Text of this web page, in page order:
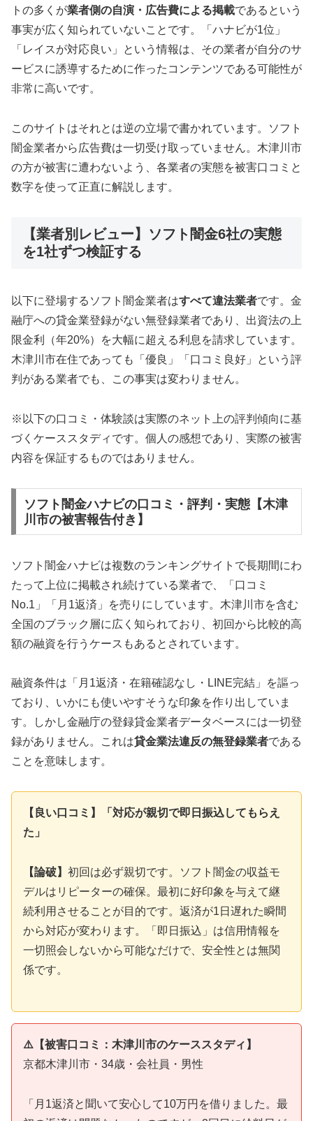
トの多くが業者側の自演・広告費による掲載であるという
事実が広く知られていないことです。「ハナビが1位」
「レイスが対応良い」という情報は、その業者が自分のサ
ービスに誘導するために作ったコンテンツである可能性が
非常に高いです。
このサイトはそれとは逆の立場で書かれています。ソフト
闇金業者から広告費は一切受け取っていません。木津川市
の方が被害に遭わないよう、各業者の実態を被害口コミと
数字を使って正直に解説します。
【業者別レビュー】ソフト闇金6社の実態
を1社ずつ検証する
以下に登場するソフト闇金業者はすべて違法業者です。金
融庁への貸金業登録がない無登録業者であり、出資法の上
限金利（年20%）を大幅に超える利息を請求しています。
木津川市在住であっても「優良」「口コミ良好」という評
判がある業者でも、この事実は変わりません。
※以下の口コミ・体験談は実際のネット上の評判傾向に基
づくケーススタディです。個人の感想であり、実際の被害
内容を保証するものではありません。
ソフト闇金ハナビの口コミ・評判・実態【木津
川市の被害報告付き】
ソフト闇金ハナビは複数のランキングサイトで長期間にわ
たって上位に掲載され続けている業者で、「口コミ
No.1」「月1返済」を売りにしています。木津川市を含む
全国のブラック層に広く知られており、初回から比較的高
額の融資を行うケースもあるとされています。
融資条件は「月1返済・在籍確認なし・LINE完結」を謳っ
ており、いかにも使いやすそうな印象を作り出していま
す。しかし金融庁の登録貸金業者データベースには一切登
録がありません。これは貸金業法違反の無登録業者である
ことを意味します。
【良い口コミ】「対応が親切で即日振込してもらえ
た」
【論破】 初回は必ず親切です。ソフト闇金の収益モ
デルはリピーターの確保。最初に好印象を与えて継
続利用させることが目的です。返済が1日遅れた瞬間
から対応が変わります。「即日振込」は信用情報を
一切照会しないから可能なだけで、安全性とは無関
係です。
⚠️【被害口コミ：木津川市のケーススタディ】
京都木津川市・34歳・会社員・男性
「月1返済と聞いて安心して10万円を借りました。最